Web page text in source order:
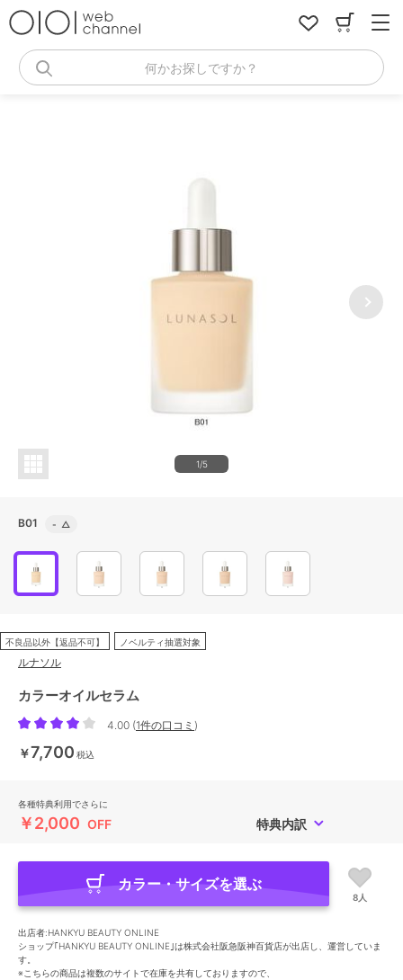
何かお探しですか？
1/5
B01 - △
不良品以外【返品不可】 ノベルティ抽選対象
ルナソル
カラーオイルセラム
4.00 (1件の口コミ )
￥7,700 税込
各種特典利用でさらに
￥2,000 OFF 特典内訳
カラー・サイズを選ぶ
8人
出店者:HANKYU BEAUTY ONLINE
ショップ｢HANKYU BEAUTY ONLINE｣は株式会社阪急阪神百貨店が出店し、運営していま
す。
※こちらの商品は複数のサイトで在庫を共有しておりますので、